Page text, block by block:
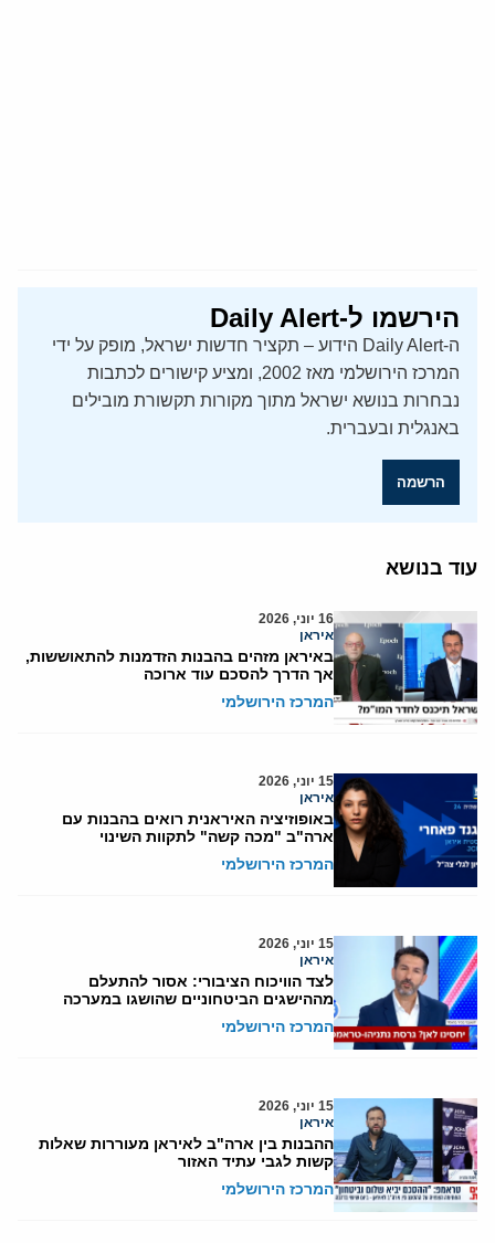
הירשמו ל-Daily Alert
ה-Daily Alert הידוע – תקציר חדשות ישראל, מופק על ידי
המרכז הירושלמי מאז 2002, ומציע קישורים לכתבות
נבחרות בנושא ישראל מתוך מקורות תקשורת מובילים
באנגלית ובעברית.
הרשמה
עוד בנושא
16 יוני, 2026
איראן
באיראן מזהים בהבנות הזדמנות להתאוששות,
אך הדרך להסכם עוד ארוכה
המרכז הירושלמי
15 יוני, 2026
איראן
באופוזיציה האיראנית רואים בהבנות עם
ארה"ב "מכה קשה" לתקוות השינוי
המרכז הירושלמי
15 יוני, 2026
איראן
לצד הוויכוח הציבורי: אסור להתעלם
מההישגים הביטחוניים שהושגו במערכה
המרכז הירושלמי
15 יוני, 2026
איראן
ההבנות בין ארה"ב לאיראן מעוררות שאלות
קשות לגבי עתיד האזור
המרכז הירושלמי